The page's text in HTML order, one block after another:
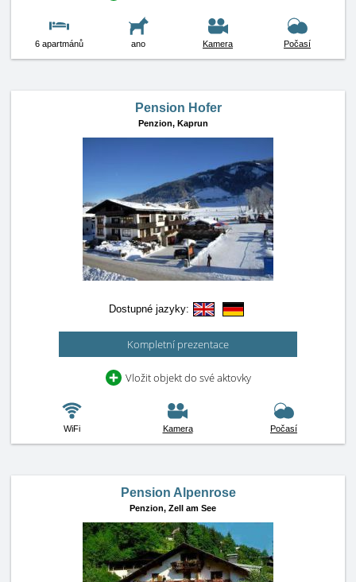
6 apartmánů ano Kamera Počasí
Pension Hofer
Penzion, Kaprun
Dostupné jazyky:
Kompletní prezentace
Vložit objekt do své aktovky
WiFi Kamera Počasí
Pension Alpenrose
Penzion, Zell am See